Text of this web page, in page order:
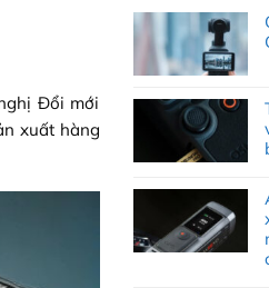
Đổi mới
xuất hàng